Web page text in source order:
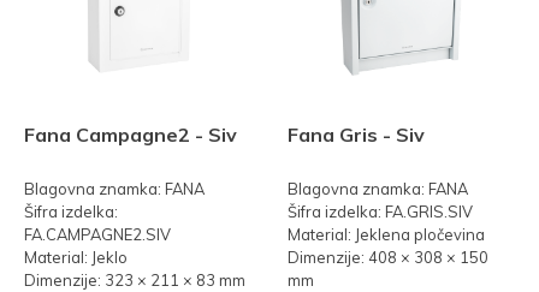
Fana Campagne2 - Siv
Blagovna znamka: FANA
Šifra izdelka:
FA.CAMPAGNE2.SIV
Material: Jeklo
Dimenzije: 323 × 211 × 83 mm
Fana Gris - Siv
Blagovna znamka: FANA
Šifra izdelka: FA.GRIS.SIV
Material: Jeklena pločevina
Dimenzije: 408 × 308 × 150
mm